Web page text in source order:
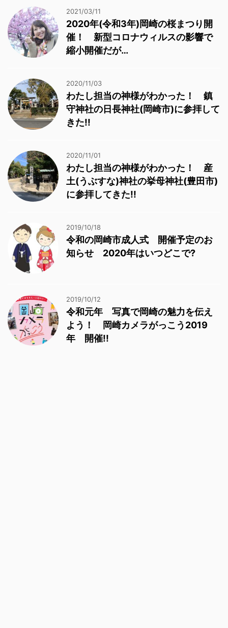
2021/03/11
2020年(令和3年)岡崎の桜まつり開
催！ 新型コロナウィルスの影響で
縮小開催だが…
2020/11/03
わたし担当の神様がわかった！ 鎮
守神社の日長神社(岡崎市)に参拝して
きた!!
2020/11/01
わたし担当の神様がわかった！ 産
土(うぶすな)神社の挙母神社(豊田市)
に参拝してきた!!
2019/10/18
令和の岡崎市成人式 開催予定のお
知らせ 2020年はいつどこで?
2019/10/12
令和元年 写真で岡崎の魅力を伝え
よう！ 岡崎カメラがっこう2019
年 開催!!